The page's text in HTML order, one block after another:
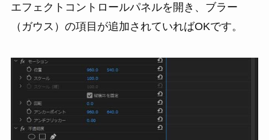
エフェクトコントロールパネルを開き、ブラー
（ガウス）の項目が追加されていればOKです。